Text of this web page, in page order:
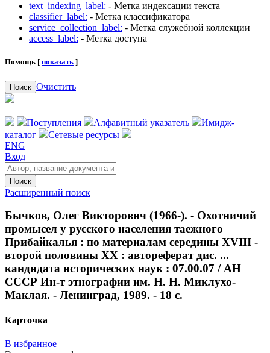
text_indexing_label: - Метка индексации текста
classifier_label: - Метка классификатора
service_collection_label: - Метка служебной коллекции
access_label: - Метка доступа
Помощь [ показать ]
Поиск Очистить
Поступления Алфавитный указатель
Имидж-
каталог
Сетевые ресурсы
ENG
Вход
Поиск
Расширенный поиск
Бычков, Олег Викторович (1966-). - Охотничий
промысел у русского населения таежного
Прибайкалья : по материалам середины XVIII -
второй половины XX : автореферат дис. ...
кандидата исторических наук : 07.00.07 / АН
СССР Ин-т этнографии им. Н. Н. Миклухо-
Маклая. - Ленинград, 1989. - 18 с.
Карточка
В избранное